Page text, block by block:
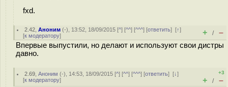
fxd.
2.42 ,Аноним (-), 13:52, 18/09/2015 [^] [^^] [^^^] [ответить][↑]
[к модератору] + / –
Впервые выпустили, но делают и используют свои дистры
давно.
2.69 ,Аноним (-), 14:53, 18/09/2015 [^] [^^] [^^^] [ответить][↓]
[к модератору]
+3
+ / –